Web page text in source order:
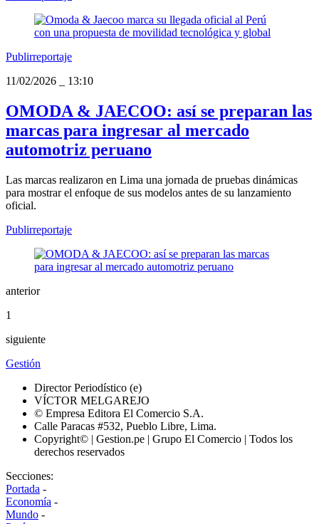
Publirreportaje
11/02/2026
13:10
OMODA & JAECOO: así se preparan las
marcas para ingresar al mercado
automotriz peruano
Las marcas realizaron en Lima una jornada de pruebas dinámicas
para mostrar el enfoque de sus modelos antes de su lanzamiento
oficial.
Publirreportaje
anterior
1
siguiente
Gestión
Director Periodístico (e)
VÍCTOR MELGAREJO
© Empresa Editora El Comercio S.A.
Calle Paracas #532, Pueblo Libre, Lima.
Copyright© | Gestion.pe | Grupo El Comercio | Todos los
derechos reservados
Secciones:
Portada -
Economía -
Mundo -